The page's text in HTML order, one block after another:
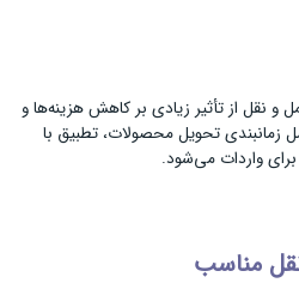
و نقل از تأثیر زیادی بر کاهش هزینه‌ها و
زمانبندی تحویل محصولات، تطبیق با
برای واردات می‌شود.
مناسب